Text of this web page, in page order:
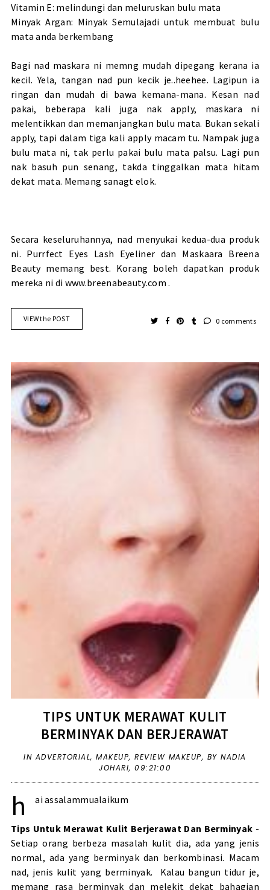
Vitamin E: melindungi dan meluruskan bulu mata
Minyak Argan: Minyak Semulajadi untuk membuat bulu
mata anda berkembang
Bagi nad maskara ni memng mudah dipegang kerana ia
kecil. Yela, tangan nad pun kecik je..heehee. Lagipun ia
ringan dan mudah di bawa kemana-mana. Kesan nad
pakai, beberapa kali juga nak apply, maskara ni
melentikkan dan memanjangkan bulu mata. Bukan sekali
apply, tapi dalam tiga kali apply macam tu. Nampak juga
bulu mata ni, tak perlu pakai bulu mata palsu. Lagi pun
nak basuh pun senang, takda tinggalkan mata hitam
dekat mata. Memang sanagt elok.
Secara keseluruhannya, nad menyukai kedua-dua produk
ni. Purrfect Eyes Lash Eyeliner dan Maskaara Breena
Beauty memang best. Korang boleh dapatkan produk
mereka ni di www.breenabeauty.com .
VIEW the POST 0 comments
TIPS UNTUK MERAWAT KULIT
BERMINYAK DAN BERJERAWAT
IN ADVERTORIAL,MAKEUP,REVIEW MAKEUP, BY NADIA
JOHARI, 09:21:00
h ai assalammualaikum
Tips Untuk Merawat Kulit Berjerawat Dan Berminyak -
Setiap orang berbeza masalah kulit dia, ada yang jenis
normal, ada yang berminyak dan berkombinasi. Macam
nad, jenis kulit yang berminyak. Kalau bangun tidur je,
memang rasa berminyak dan melekit dekat bahagian